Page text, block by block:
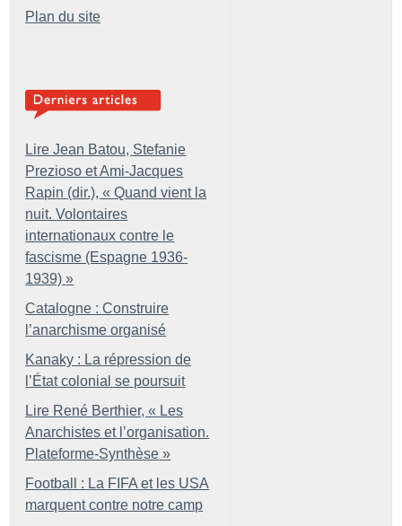
Plan du site
Lire Jean Batou, Stefanie
Prezioso et Ami-Jacques
Rapin (dir.), « Quand vient la
nuit. Volontaires
internationaux contre le
fascisme (Espagne 1936-
1939) »
Catalogne : Construire
l’anarchisme organisé
Kanaky : La répression de
l’État colonial se poursuit
Lire René Berthier, « Les
Anarchistes et l’organisation.
Plateforme-Synthèse »
Football : La FIFA et les USA
marquent contre notre camp